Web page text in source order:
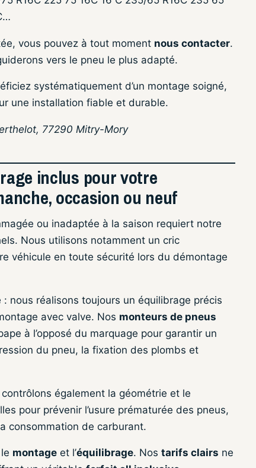
vous pouvez à tout moment nous contacter.
vers le pneu le plus adapté.
systématiquement d’un montage soigné,
une installation fiable et durable.
77290 Mitry-Mory
inclus pour votre
occasion ou neuf
ou inadaptée à la saison requiert notre
Nous utilisons notamment un cric
véhicule en toute sécurité lors du démontage
nous réalisons toujours un équilibrage précis
avec valve. Nos monteurs de pneus
à l’opposé du marquage pour garantir un
du pneu, la fixation des plombs et
également la géométrie et le
pour prévenir l’usure prématurée des pneus,
consommation de carburant.
montage et l’équilibrage. Nos tarifs clairs ne